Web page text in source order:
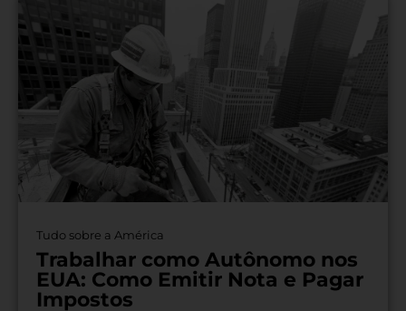
Tudo sobre a América
Trabalhar como Autônomo nos
EUA: Como Emitir Nota e Pagar
Impostos